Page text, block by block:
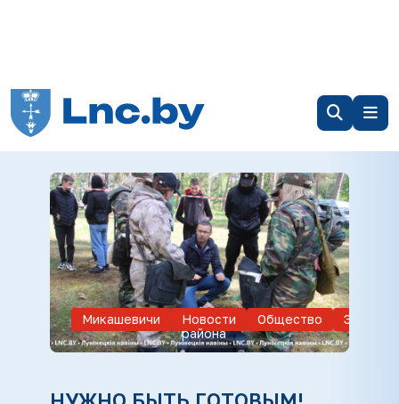
Микашевичи
Новости
района
Общество